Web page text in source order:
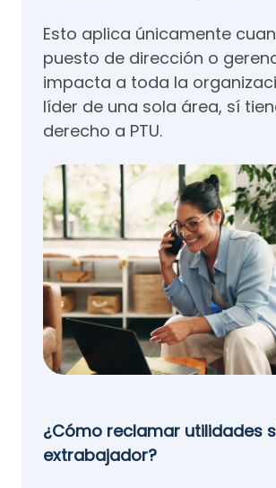
Esto aplica únicamente
puesto de dirección o
impacta a toda la
líder de una sola área, sí
derecho a PTU.
¿Cómo reclamar utilidades
extrabajador?